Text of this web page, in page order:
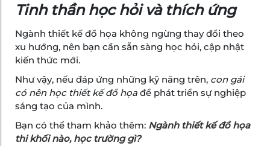
Tinh thần học hỏi và thích ứng
Ngành thiết kế đồ họa không ngừng thay đổi theo
xu hướng, nên bạn cần sẵn sàng học hỏi, cập nhật
kiến thức mới.
Như vậy, nếu đáp ứng những kỹ năng trên, con gái
có nên học thiết kế đồ họa để phát triển sự nghiệp
sáng tạo của mình.
Bạn có thể tham khảo thêm: Ngành thiết kế đồ họa
thi khối nào, học trường gì?